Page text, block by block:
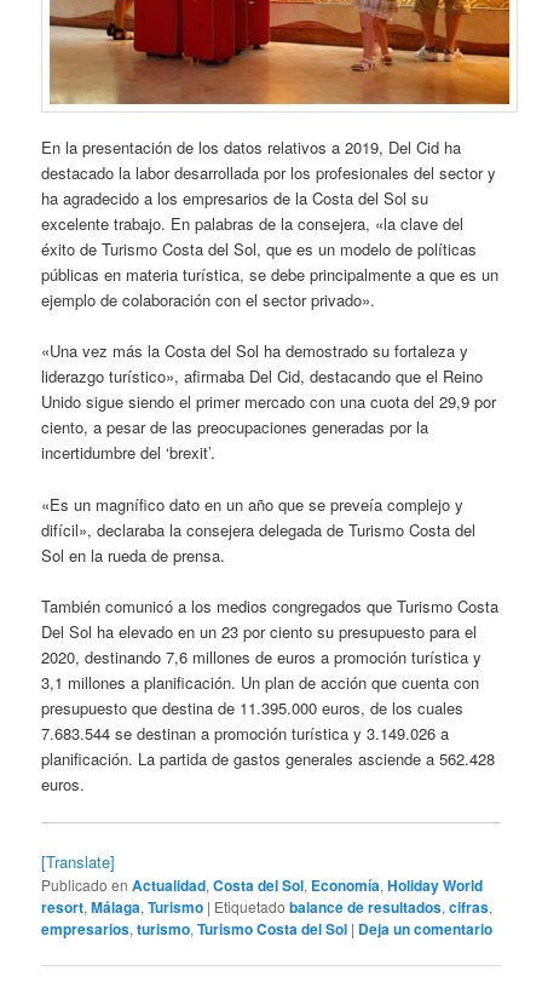
En la presentación de los datos relativos a 2019, Del Cid ha
destacado la labor desarrollada por los profesionales del sector y
ha agradecido a los empresarios de la Costa del Sol su
excelente trabajo. En palabras de la consejera, «la clave del
éxito de Turismo Costa del Sol, que es un modelo de políticas
públicas en materia turística, se debe principalmente a que es un
ejemplo de colaboración con el sector privado».
«Una vez más la Costa del Sol ha demostrado su fortaleza y
liderazgo turístico», afirmaba Del Cid, destacando que el Reino
Unido sigue siendo el primer mercado con una cuota del 29,9 por
ciento, a pesar de las preocupaciones generadas por la
incertidumbre del ‘brexit’.
«Es un magnífico dato en un año que se preveía complejo y
difícil», declaraba la consejera delegada de Turismo Costa del
Sol en la rueda de prensa.
También comunicó a los medios congregados que Turismo Costa
Del Sol ha elevado en un 23 por ciento su presupuesto para el
2020, destinando 7,6 millones de euros a promoción turística y
3,1 millones a planificación. Un plan de acción que cuenta con
presupuesto que destina de 11.395.000 euros, de los cuales
7.683.544 se destinan a promoción turística y 3.149.026 a
planificación. La partida de gastos generales asciende a 562.428
euros.
[Translate]
Publicado en Actualidad,Costa del Sol, Economía,Holiday World
resort,Málaga,Turismo | Etiquetado balance de resultados,cifras,
empresarios,turismo,Turismo Costa del Sol | Deja un comentario